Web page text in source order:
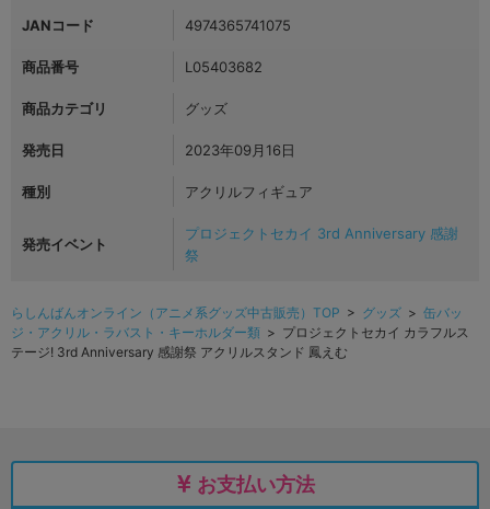
JANコード 4974365741075
商品番号 L05403682
商品カテゴリ グッズ
発売日 2023年09月16日
種別 アクリルフィギュア
発売イベント
プロジェクトセカイ 3rd Anniversary 感謝
祭
らしんばんオンライン（アニメ系グッズ中古販売）TOP > グッズ > 缶バッ
ジ・アクリル・ラバスト・キーホルダー類 > プロジェクトセカイ カラフルス
テージ! 3rd Anniversary 感謝祭 アクリルスタンド 鳳えむ
お支払い方法